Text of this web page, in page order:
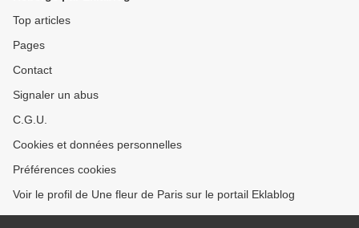
Top articles
Pages
Contact
Signaler un abus
C.G.U.
Cookies et données personnelles
Préférences cookies
Voir le profil de Une fleur de Paris sur le portail Eklablog